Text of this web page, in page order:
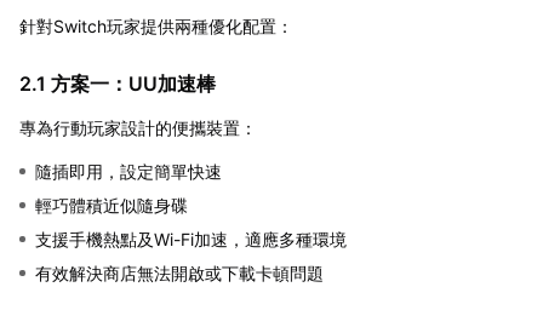
針對Switch玩家提供兩種優化配置：
2.1 方案一：UU加速棒
專為行動玩家設計的便攜裝置：
隨插即用，設定簡單快速
輕巧體積近似隨身碟
支援手機熱點及Wi-Fi加速，適應多種環境
有效解決商店無法開啟或下載卡頓問題